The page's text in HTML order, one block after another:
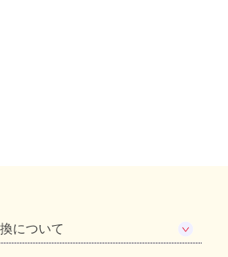
について